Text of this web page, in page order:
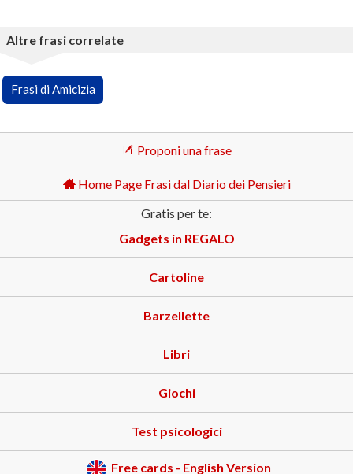
Altre frasi correlate
Frasi di Amicizia
Proponi una frase
Home Page Frasi dal Diario dei Pensieri
Gratis per te:
Gadgets in REGALO
Cartoline
Barzellette
Libri
Giochi
Test psicologici
Free cards - English Version